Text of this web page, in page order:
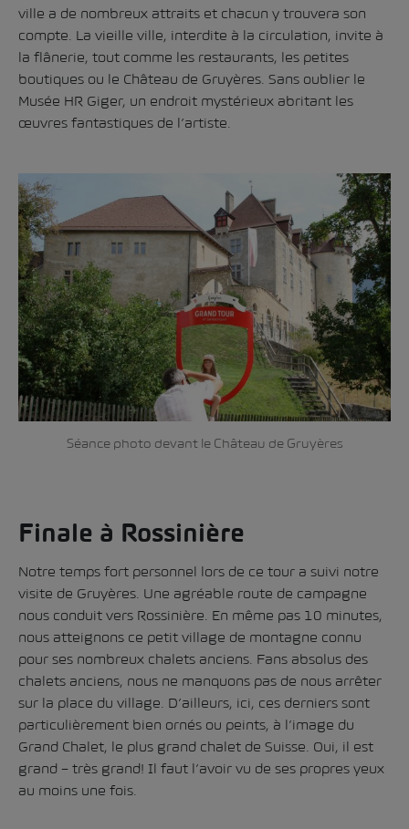
ville a de nombreux attraits et chacun y trouvera son
compte. La vieille ville, interdite à la circulation, invite à
la flânerie, tout comme les restaurants, les petites
boutiques ou le Château de Gruyères. Sans oublier le
Musée HR Giger, un endroit mystérieux abritant les
œuvres fantastiques de l’artiste.
Séance photo devant le Château de Gruyères
Finale à Rossinière
Notre temps fort personnel lors de ce tour a suivi notre
visite de Gruyères. Une agréable route de campagne
nous conduit vers Rossinière. En même pas 10 minutes,
nous atteignons ce petit village de montagne connu
pour ses nombreux chalets anciens. Fans absolus des
chalets anciens, nous ne manquons pas de nous arrêter
sur la place du village. D’ailleurs, ici, ces derniers sont
particulièrement bien ornés ou peints, à l’image du
Grand Chalet, le plus grand chalet de Suisse. Oui, il est
grand – très grand! Il faut l’avoir vu de ses propres yeux
au moins une fois.